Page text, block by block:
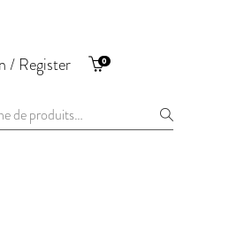
/ Register 0